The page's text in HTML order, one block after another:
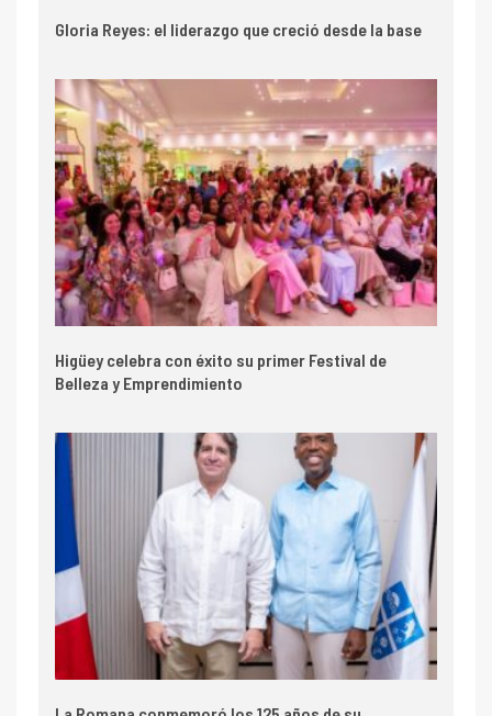
Gloria Reyes: el liderazgo que creció desde la base
Higüey celebra con éxito su primer Festival de
Belleza y Emprendimiento